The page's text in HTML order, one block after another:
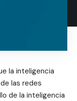
la inteligencia
las redes
de la inteligencia